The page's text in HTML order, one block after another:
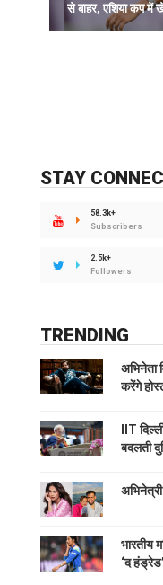
से बाहर, एशिया कप में
STAY
58.3k+
Subscribers
2.5k+
Followers
TRENDING
अभिनेता
करेंगे
IIT
बदलती
भारतीय
‘द